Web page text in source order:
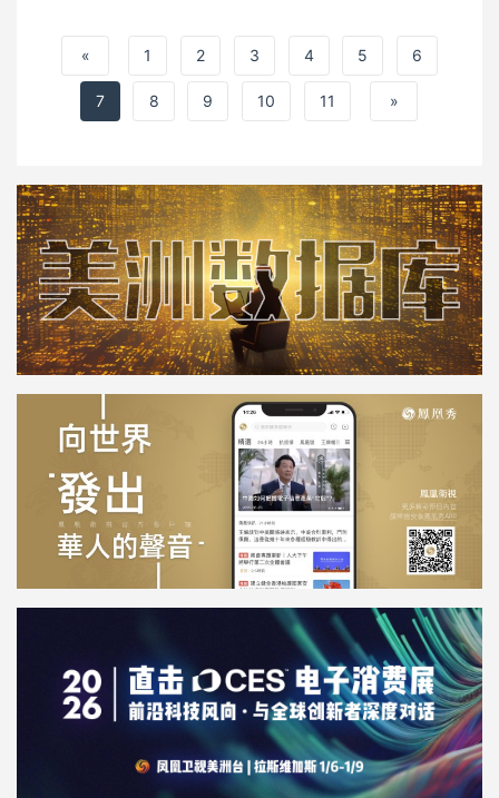
« 1 2 3 4 5 6
7 8 9 10 11 »